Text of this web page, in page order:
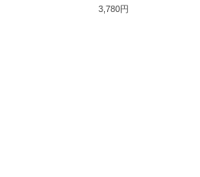
3,780円